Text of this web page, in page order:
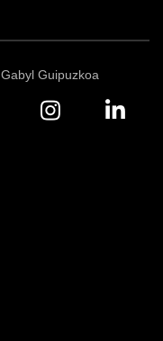
Gabyl Guipuzkoa